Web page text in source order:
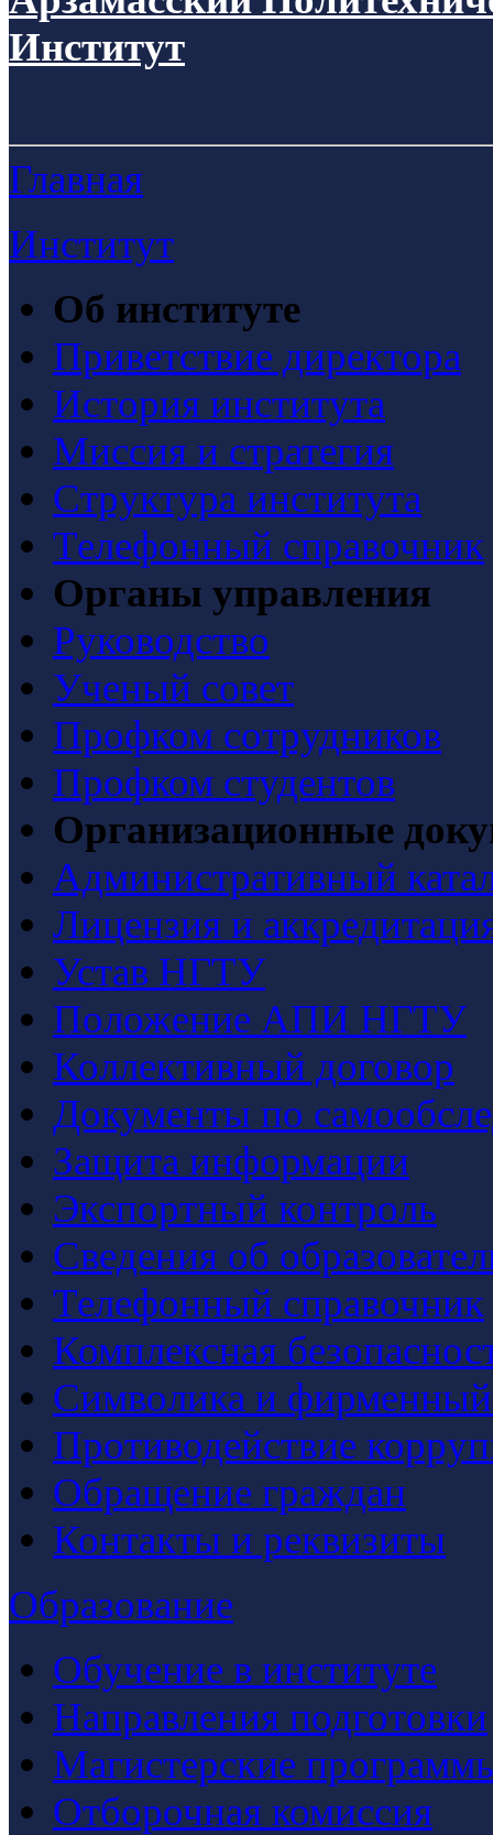
Институт
Главная
Институт
Об институте
Приветствие директора
История института
Миссия и стратегия
Структура института
Телефонный справочник
Органы управления
Руководство
Ученый совет
Профком сотрудников
Профком студентов
Организационные
Административный
Лицензия и
Устав НГТУ
Положение АПИ НГТУ
Коллективный договор
Документы по
Защита информации
Экспортный контроль
Сведения об
Телефонный справочник
Комплексная
Символика и фирменный
Противодействие
Обращение граждан
Контакты и реквизиты
Образование
Обучение в институте
Направления подготовки
Магистерские
Отборочная комиссия